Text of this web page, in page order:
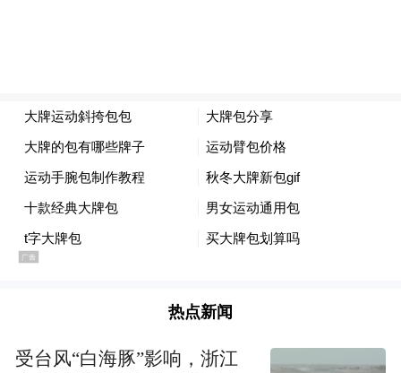
够延伸，把画面之外的那种最美妙的含义通
过耳朵静静的流到心里，这要感谢电影声音
的制作。并且他殷切地希望声音的艺术可以
受到重视，新一代的年轻人要意识到，无论
如何要把台词练习好，要对声音艺术和语言
水平，无愧于老一辈艺术家的期望，配出更
热点新闻
受台风“白海豚”影响，浙江